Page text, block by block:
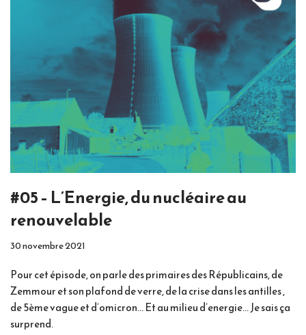
#05 – L’Energie, du nucléaire au
renouvelable
30 novembre 2021
Pour cet épisode, on parle des primaires des Républicains, de
Zemmour et son plafond de verre, de la crise dans les antilles ,
de 5ème vague et d’omicron… Et au milieu d’energie… Je sais ça
surprend.